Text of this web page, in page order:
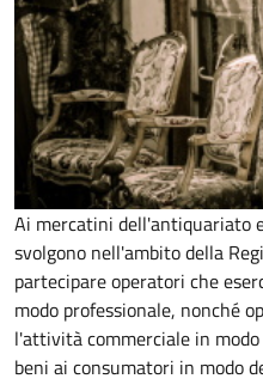
Ai mercatini dell'antiquariato
svolgono nell'ambito della
partecipare operatori che
modo professionale, nonché
l'attività commerciale in
beni ai consumatori in modo